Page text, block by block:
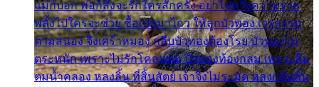
แม่ก็บอก พ่อก็สั่งจะรักใครสักครั้ง อย่าไปหวังความรวย
พลั้งไปใครจะช่วย ซื้อเปลมาไกว ให้ลูกบัวทอง เวรกรรม
ตามสนอง จึงเศร้าหมอง กลีบบัวทองต้องโรย บัวทองไม่
ตระหนัก เพราะไม่รักโคลนตม บัวทองท้องกลม เพราะลืม
ตมน้ำคลอง หลงลิ้น ที่สิ้นสัตย์ เจ้าจึงไม่ระมัด หลงกลิ่นลิ้น